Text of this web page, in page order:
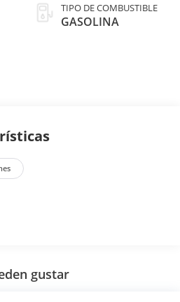
TIPO DE COMBUSTIBLE
GASOLINA
gustar